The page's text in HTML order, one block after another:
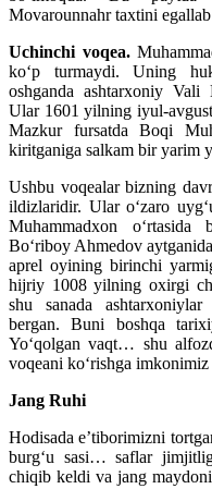
Movarounnahr taxtini
Uchinchi voqea.
ko‘p turmaydi. Uning
oshganda ashtarxoniy Vali
Ular 1601 yilning iyul-avgust
Mazkur fursatda Boqi
kiritganiga salkam bir yarim
Ushbu voqealar bizning
ildizlaridir. Ular o‘zaro
Muhammadxon
Bo‘riboy Ahmedov
aprel oyining birinchi
hijriy 1008 yilning oxirgi
shu sanada
bergan. Buni boshqa
Yo‘qolgan vaqt… shu
voqeani ko‘rishga imkonimiz
Jang Ruhi
Hodisada e’tiborimizni
burg‘u sasi… saflar
chiqib keldi va jang